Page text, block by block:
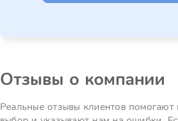
Отзывы о компании
Реальные отзывы клиентов